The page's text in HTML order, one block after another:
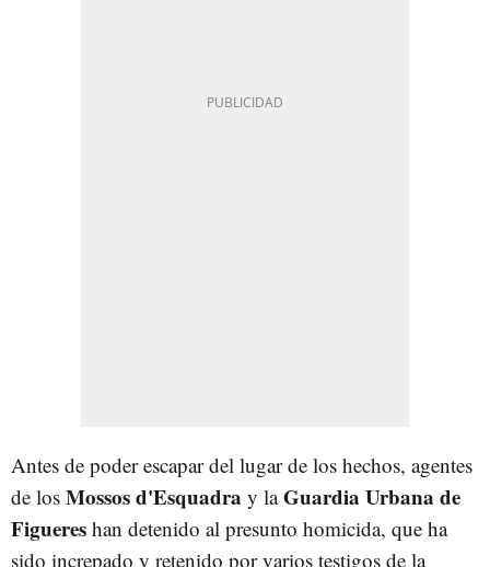
Antes de poder escapar del lugar de los hechos, agentes
de los Mossos d'Esquadra y laGuardia Urbana de
Figueres han detenido al presunto homicida, que ha
sido increpado y retenido por varios testigos de la